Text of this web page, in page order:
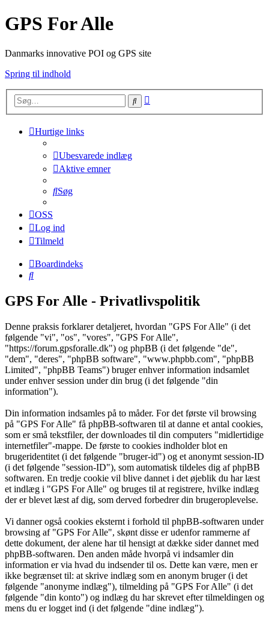
GPS For Alle
Danmarks innovative POI og GPS site
Spring til indhold
Søg
Hurtige links
Ubesvarede indlæg
Aktive emner
Søg
OSS
Log ind
Tilmeld
Boardindeks
Søg
GPS For Alle - Privatlivspolitik
Denne praksis forklarer detaljeret, hvordan "GPS For Alle" (i det
følgende "vi", "os", "vores", "GPS For Alle",
"https://forum.gpsforalle.dk") og phpBB (i det følgende "de",
"dem", "deres", "phpBB software", "www.phpbb.com", "phpBB
Limited", "phpBB Teams") bruger enhver information indsamlet
under enhver session under din brug (i det følgende "din
information").
Din information indsamles på to måder. For det første vil browsing
på "GPS For Alle" få phpBB-softwaren til at danne et antal cookies,
som er små tekstfiler, der downloades til din computers "midlertidige
internetfiler"-mappe. De første to cookies indholder blot en
brugeridentitet (i det følgende "bruger-id") og et anonymt session-ID
(i det følgende "session-ID"), som automatisk tildeles dig af phpBB
softwaren. En tredje cookie vil blive dannet i det øjeblik du har læst
et indlæg i "GPS For Alle" og bruges til at registrere, hvilke indlæg
der er blevet læst af dig, som derved forbedrer din brugeroplevelse.
Vi danner også cookies eksternt i forhold til phpBB-softwaren under
browsing af "GPS For Alle", skønt disse er udenfor rammerne af
dette dokument, der alene har til hensigt at dække sider dannet med
phpBB-softwaren. Den anden måde hvorpå vi indsamler din
information er via hvad du indsender til os. Dette kan være, men er
ikke begrænset til: at skrive indlæg som en anonym bruger (i det
følgende "anonyme indlæg"), tilmelding på "GPS For Alle" (i det
følgende "din konto") og indlæg du har skrevet efter tilmeldingen og
mens du er logget ind (i det følgende "dine indlæg").